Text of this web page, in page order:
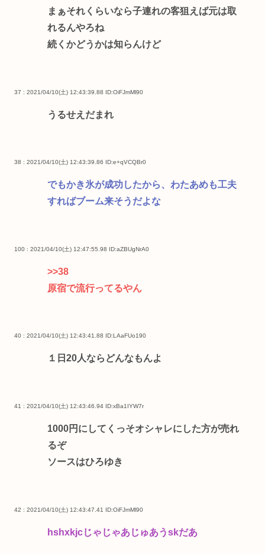
まぁそれくらいなら子連れの客狙えば元は取
れるんやろね
続くかどうかは知らんけど
37 : 2021/04/10(土) 12:43:39.88 ID:OiFJmMl90
うるせえだまれ
38 : 2021/04/10(土) 12:43:39.86 ID:e+qVCQBr0
でもかき氷が成功したから、わたあめも工夫
すればブーム来そうだよな
100 : 2021/04/10(土) 12:47:55.98 ID:aZBUgNrA0
>>38
原宿で流行ってるやん
40 : 2021/04/10(土) 12:43:41.88 ID:LAaFUo190
１日20人ならどんなもんよ
41 : 2021/04/10(土) 12:43:46.94 ID:xBa1IYW7r
1000円にしてくっそオシャレにした方が売れ
るぞ
ソースはひろゆき
42 : 2021/04/10(土) 12:43:47.41 ID:OiFJmMl90
hshxkjcじゃじゃあじゅあうskだあ